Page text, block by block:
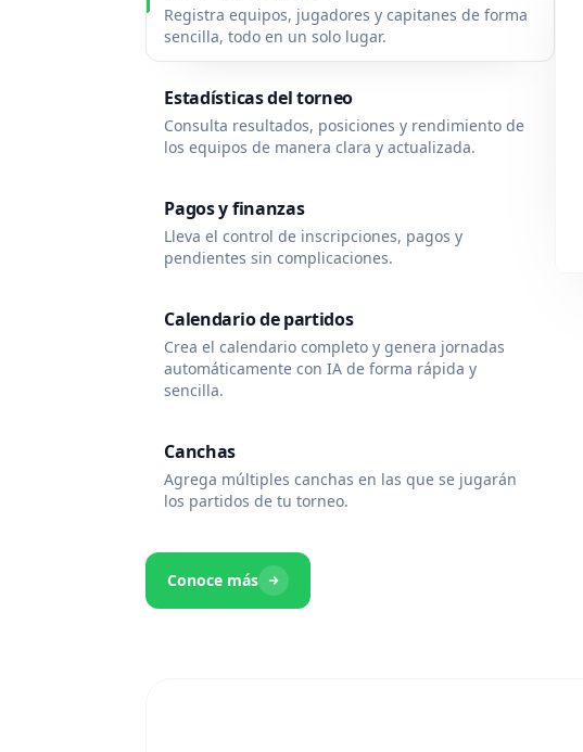
Registra equipos, jugadores y capitanes de forma
sencilla, todo en un solo lugar.
Estadísticas del torneo
Consulta resultados, posiciones y rendimiento de
los equipos de manera clara y actualizada.
Pagos y finanzas
Lleva el control de inscripciones, pagos y
pendientes sin complicaciones.
Calendario de partidos
Crea el calendario completo y genera jornadas
automáticamente con IA de forma rápida y
sencilla.
Canchas
Agrega múltiples canchas en las que se jugarán
los partidos de tu torneo.
Conoce más